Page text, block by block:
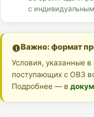
с
Важно: формат
Условия, указанные
поступающих с ОВЗ
Подробнее — в